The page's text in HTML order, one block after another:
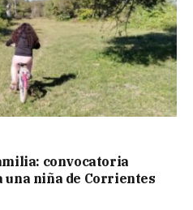
convocatoria
niña de Corrientes